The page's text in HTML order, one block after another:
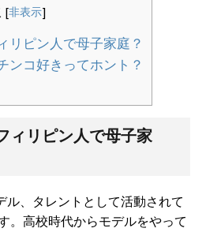
[非表示]
リピン人で母子家庭？
ンコ好きってホント？
ィリピン人で母子家
ル、タレントとして活動されて
。高校時代からモデルをやって